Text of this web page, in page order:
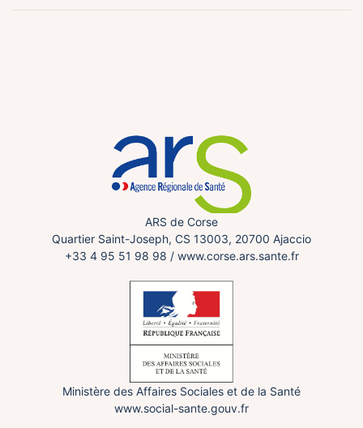
ARS de Corse
Quartier Saint-Joseph, CS 13003, 20700 Ajaccio
+33 4 95 51 98 98 / www.corse.ars.sante.fr
Ministère des Affaires Sociales et de la Santé
www.social-sante.gouv.fr